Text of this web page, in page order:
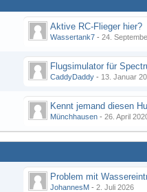
Aktive RC-Flieger hier?
Wassertank7 - 24.
Flugsimulator für
CaddyDaddy - 13. Januar
Kennt jemand diesen
Münchhausen - 26. April
JohannesM - 2. Juli 2026